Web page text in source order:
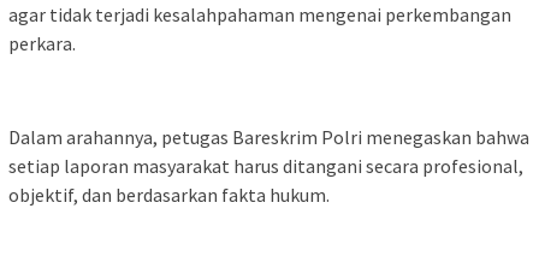
agar tidak terjadi kesalahpahaman mengenai perkembangan
perkara.
Dalam arahannya, petugas Bareskrim Polri menegaskan bahwa
setiap laporan masyarakat harus ditangani secara profesional,
objektif, dan berdasarkan fakta hukum.